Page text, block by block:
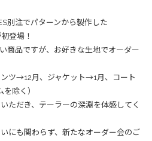
別注でパターンから製作した
登場！
商品ですが、お好きな生地でオーダー
ツ→12月、ジャケット→1月、コート
除く）
ただき、テーラーの深淵を体感してく
にも関わらず、新たなオーダー会のご